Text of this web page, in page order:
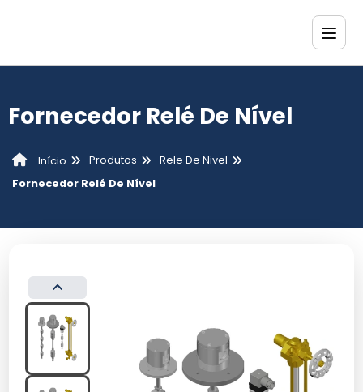
Fornecedor Relé De Nível
Início Produtos
Rele De Nivel
Fornecedor Relé De Nível